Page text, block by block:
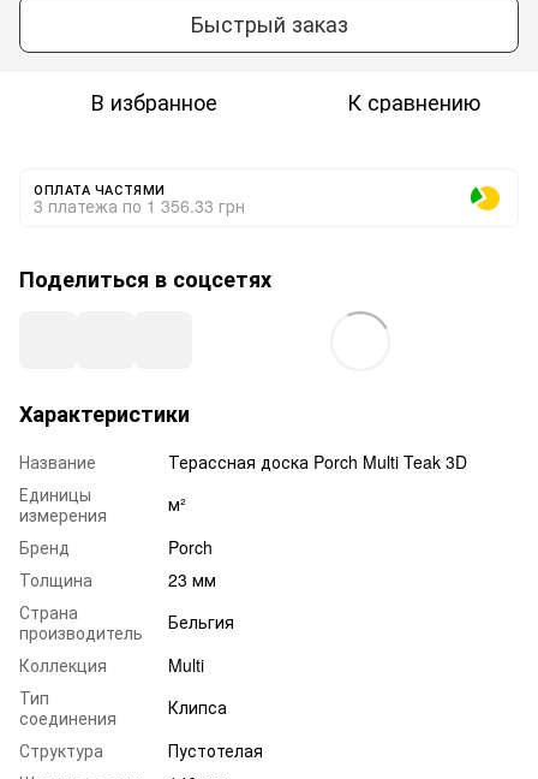
Быстрый заказ
В избранное К сравнению
ОПЛАТА ЧАСТЯМИ
3 платежа по 1 356.33 грн
Поделиться в соцсетях
Характеристики
Название
Терассная доска Porch Multi Teak 3D
Единицы
измерения
м²
Бренд
Porch
Толщина
23 мм
Страна
производитель
Бельгия
Коллекция
Multi
Тип
соединения
Клипса
Структура
Пустотелая